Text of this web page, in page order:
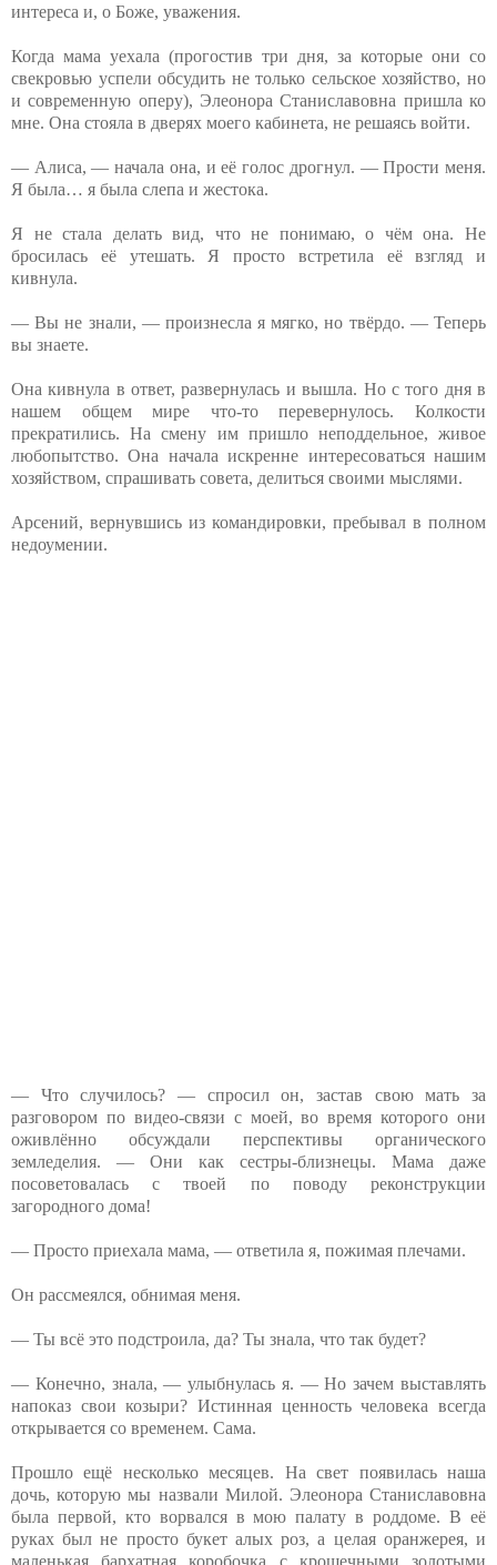
интереса и, о Боже, уважения.
Когда мама уехала (прогостив три дня, за которые они со
свекровью успели обсудить не только сельское хозяйство, но
и современную оперу), Элеонора Станиславовна пришла ко
мне. Она стояла в дверях моего кабинета, не решаясь войти.
— Алиса, — начала она, и её голос дрогнул. — Прости меня.
Я была… я была слепа и жестока.
Я не стала делать вид, что не понимаю, о чём она. Не
бросилась её утешать. Я просто встретила её взгляд и
кивнула.
— Вы не знали, — произнесла я мягко, но твёрдо. — Теперь
вы знаете.
Она кивнула в ответ, развернулась и вышла. Но с того дня в
нашем общем мире что-то перевернулось. Колкости
прекратились. На смену им пришло неподдельное, живое
любопытство. Она начала искренне интересоваться нашим
хозяйством, спрашивать совета, делиться своими мыслями.
Арсений, вернувшись из командировки, пребывал в полном
недоумении.
— Что случилось? — спросил он, застав свою мать за
разговором по видео-связи с моей, во время которого они
оживлённо обсуждали перспективы органического
земледелия. — Они как сестры-близнецы. Мама даже
посоветовалась с твоей по поводу реконструкции
загородного дома!
— Просто приехала мама, — ответила я, пожимая плечами.
Он рассмеялся, обнимая меня.
— Ты всё это подстроила, да? Ты знала, что так будет?
— Конечно, знала, — улыбнулась я. — Но зачем выставлять
напоказ свои козыри? Истинная ценность человека всегда
открывается со временем. Сама.
Прошло ещё несколько месяцев. На свет появилась наша
дочь, которую мы назвали Милой. Элеонора Станиславовна
была первой, кто ворвался в мою палату в роддоме. В её
руках был не просто букет алых роз, а целая оранжерея, и
маленькая бархатная коробочка с крошечными золотыми